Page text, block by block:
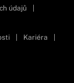
údajů
Kariéra